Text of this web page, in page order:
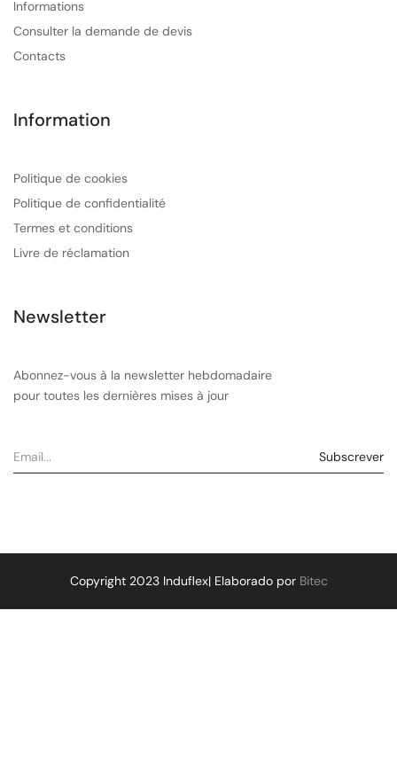
Informations
Consulter la demande de devis
Contacts
Information
Politique de cookies
Politique de confidentialité
Termes et conditions
Livre de réclamation
Newsletter
Abonnez-vous à la newsletter hebdomadaire
pour toutes les dernières mises à jour
Copyright 2023 Induflex| Elaborado por Bitec